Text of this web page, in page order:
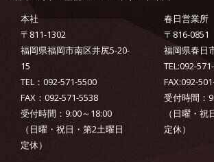
本社
〒811-1302
福岡県福岡市南区井尻5-20-
15
TEL：092-571-5500
FAX：092-571-5538
受付時間：9:00～18:00
（日曜・祝日・第2土曜日
定休）
春日営業所
〒816-0851
福岡県春日
TEL:092-
FAX:092-
受付時間：
（日曜・祝
定休）